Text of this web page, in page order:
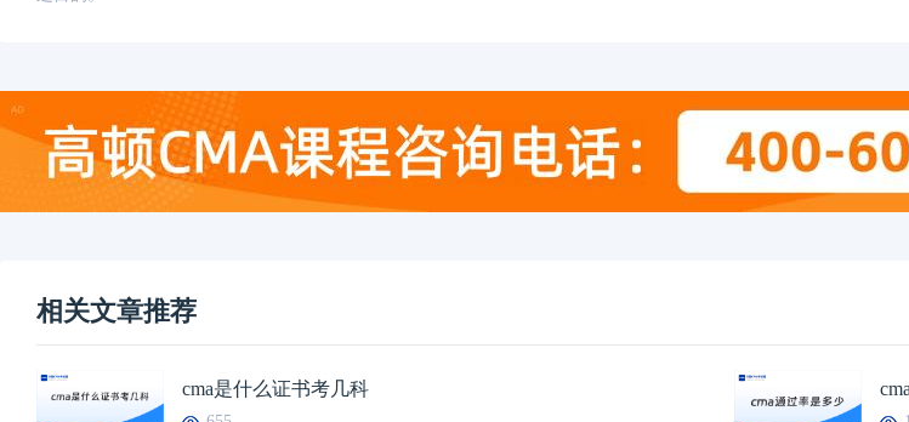
相关文章推荐
cma是什么证书考几科
2026CMA考试在哪里考，点击了解详